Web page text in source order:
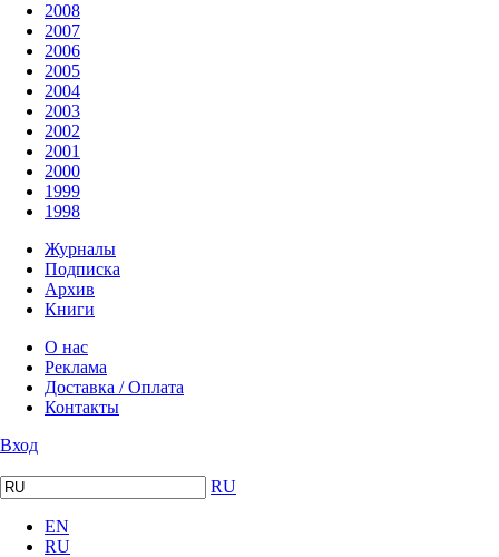
2008
2007
2006
2005
2004
2003
2002
2001
2000
1999
1998
Журналы
Подписка
Архив
Книги
О нас
Реклама
Доставка / Оплата
Контакты
Вход
RU
EN
RU